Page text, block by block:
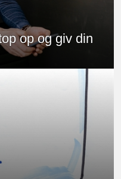
op og giv din